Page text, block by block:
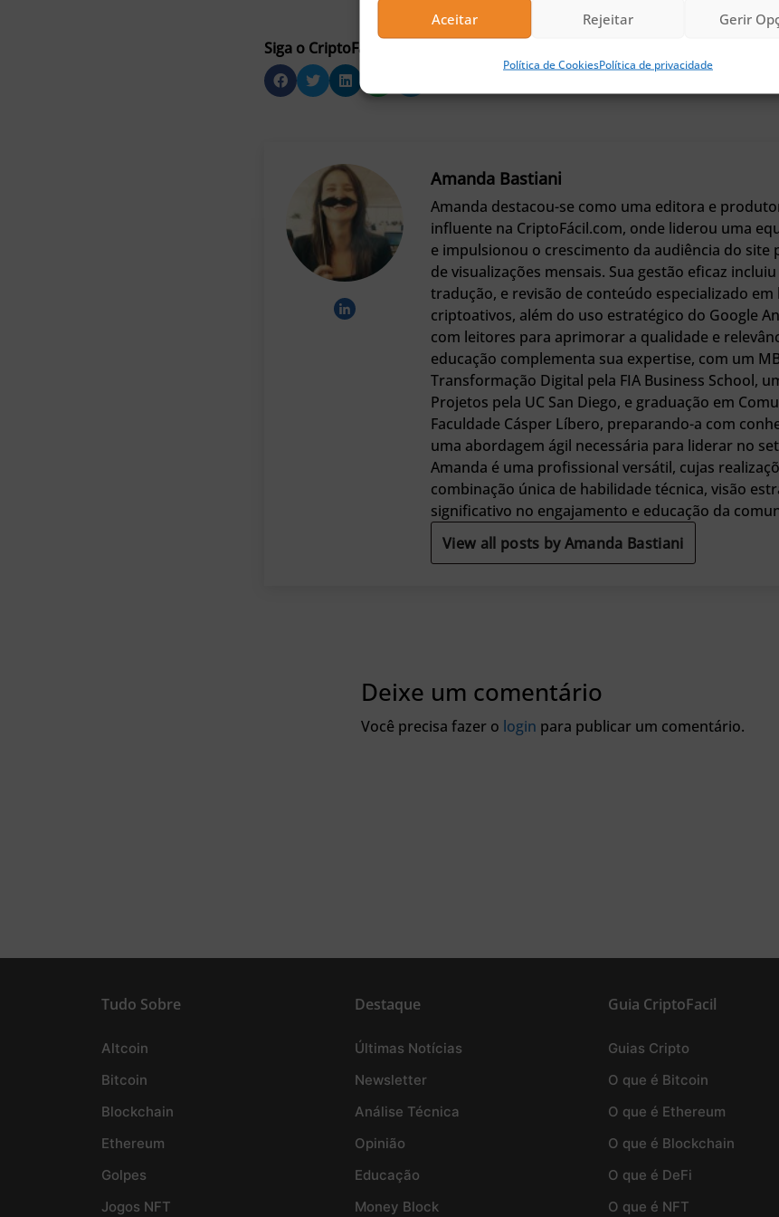
Aceitar Rejeitar Gerir
Política de CookiesPolítica de privacidade
Siga o CriptoFacil no
Amanda Bastiani
Amanda destacou-se como uma editora e
influente na CriptoFácil.com, onde liderou uma
e impulsionou o crescimento da audiência do site
de visualizações mensais. Sua gestão eficaz
tradução, e revisão de conteúdo especializado em
criptoativos, além do uso estratégico do Google
com leitores para aprimorar a qualidade e
educação complementa sua expertise, com um
Transformação Digital pela FIA Business School,
Projetos pela UC San Diego, e graduação em
Faculdade Cásper Líbero, preparando-a com
uma abordagem ágil necessária para liderar no
Amanda é uma profissional versátil, cujas
combinação única de habilidade técnica, visão
significativo no engajamento e educação da
View all posts by Amanda Bastiani
Deixe um comentário
Você precisa fazer o login para publicar um comentário.
Tudo Sobre
Altcoin
Bitcoin
Blockchain
Ethereum
Golpes
Jogos NFT
Destaque
Últimas Notícias
Newsletter
Análise Técnica
Opinião
Educação
Money Block
Guia CriptoFacil
Guias Cripto
O que é Bitcoin
O que é Ethereum
O que é Blockchain
O que é DeFi
O que é NFT